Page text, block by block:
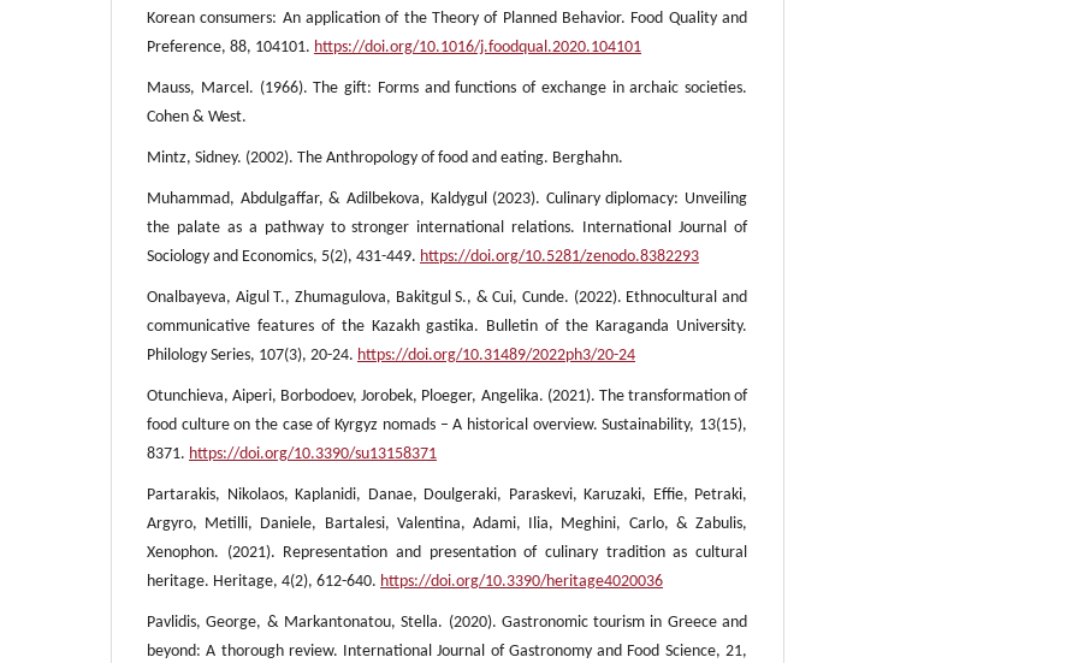
Korean consumers: An application of the Theory of Planned Behavior. Food Quality and
Preference, 88, 104101. https://doi.org/10.1016/j.foodqual.2020.104101
Mauss, Marcel. (1966). The gift: Forms and functions of exchange in archaic societies.
Cohen & West.
Mintz, Sidney. (2002). The Anthropology of food and eating. Berghahn.
Muhammad, Abdulgaffar, & Adilbekova, Kaldygul (2023). Culinary diplomacy: Unveiling
the palate as a pathway to stronger international relations. International Journal of
Sociology and Economics, 5(2), 431-449. https://doi.org/10.5281/zenodo.8382293
Onalbayeva, Aigul T., Zhumagulova, Bakitgul S., & Cui, Cunde. (2022). Ethnocultural and
communicative features of the Kazakh gastika. Bulletin of the Karaganda University.
Philology Series, 107(3), 20-24. https://doi.org/10.31489/2022ph3/20-24
Otunchieva, Aiperi, Borbodoev, Jorobek, Ploeger, Angelika. (2021). The transformation of
food culture on the case of Kyrgyz nomads – A historical overview. Sustainability, 13(15),
8371. https://doi.org/10.3390/su13158371
Partarakis, Nikolaos, Kaplanidi, Danae, Doulgeraki, Paraskevi, Karuzaki, Effie, Petraki,
Argyro, Metilli, Daniele, Bartalesi, Valentina, Adami, Ilia, Meghini, Carlo, & Zabulis,
Xenophon. (2021). Representation and presentation of culinary tradition as cultural
heritage. Heritage, 4(2), 612-640. https://doi.org/10.3390/heritage4020036
Pavlidis, George, & Markantonatou, Stella. (2020). Gastronomic tourism in Greece and
beyond: A thorough review. International Journal of Gastronomy and Food Science, 21,